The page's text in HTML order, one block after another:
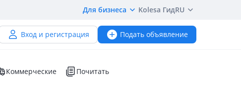
Для бизнеса Kolesa ГидRU
Вход и регистрация Подать объявление
Коммерческие Почитать